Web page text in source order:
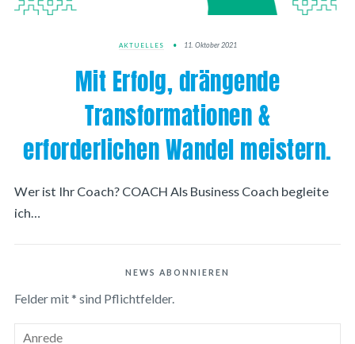
AKTUELLES 11. Oktober 2021
Mit Erfolg, drängende
Transformationen &
erforderlichen Wandel meistern.
Wer ist Ihr Coach? COACH Als Business Coach begleite
ich…
NEWS ABONNIEREN
Felder mit * sind Pflichtfelder.